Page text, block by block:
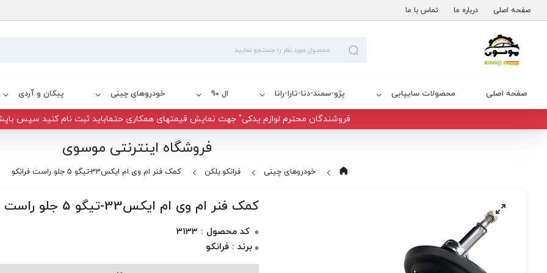
صفحه اصلی درباره ما تماس با ما
صفحه اصلی محصولات سایپایی پژو-سمند-دنا-تارا-رانا ال 90 خودروهای چینی پیکان و آردی
فروشندگان محترم لوازم یدکی" جهت نمایش قیمتهای همکاری حتماباید ثبت نام کنید سپس
فروشگاه اینترنتی موسوی
خودروهای چینی فرانکو.یلکن کمک فنر ام وی ام ایکس33-تیگو 5 جلو راست فرانکو
کمک فنر ام وی ام ایکس33-تیگو 5 جلو راست فرانکو
کد محصول : 3133
برند : فرانکو